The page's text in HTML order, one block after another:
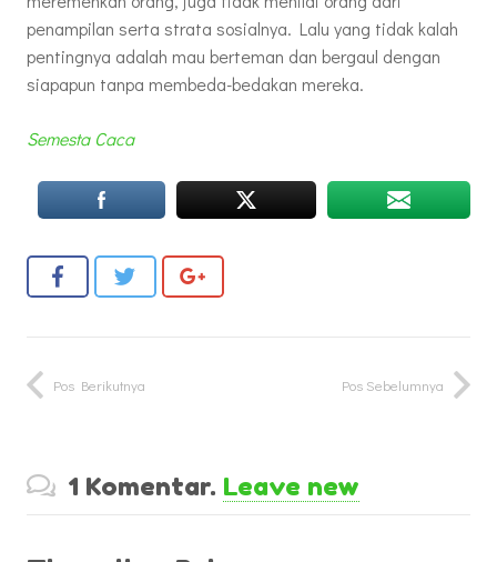
penampilan serta strata sosialnya. Lalu yang tidak kalah
pentingnya adalah mau berteman dan bergaul dengan
siapapun tanpa membeda-bedakan mereka.
Semesta Caca
Pos Sebelumnya
Pos Berikutnya
1 Komentar. Leave new